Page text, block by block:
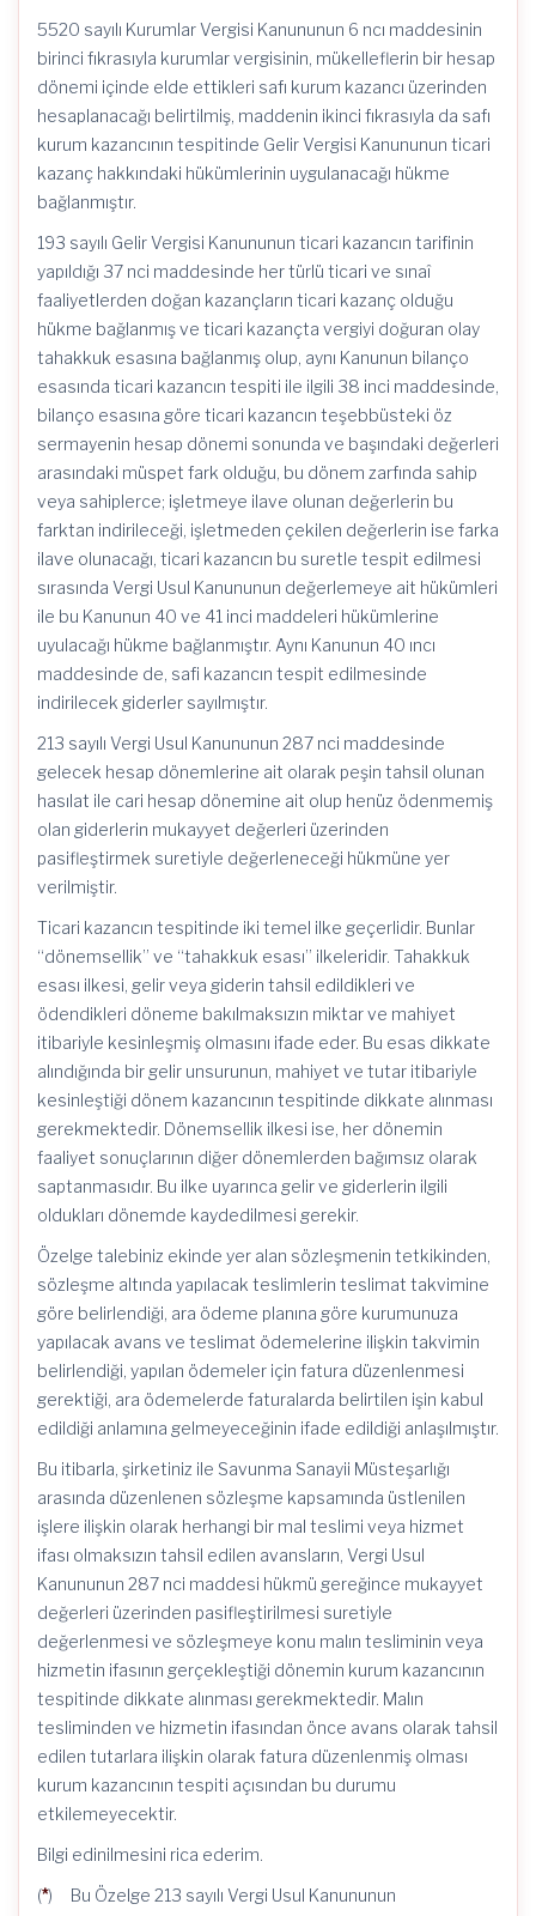
5520 sayılı Kurumlar Vergisi Kanununun 6 ncı maddesinin
birinci fıkrasıyla kurumlar vergisinin, mükelleflerin bir hesap
dönemi içinde elde ettikleri safı kurum kazancı üzerinden
hesaplanacağı belirtilmiş, maddenin ikinci fıkrasıyla da safı
kurum kazancının tespitinde Gelir Vergisi Kanununun ticari
kazanç hakkındaki hükümlerinin uygulanacağı hükme
bağlanmıştır.
193 sayılı Gelir Vergisi Kanununun ticari kazancın tarifinin
yapıldığı 37 nci maddesinde her türlü ticari ve sınaî
faaliyetlerden doğan kazançların ticari kazanç olduğu
hükme bağlanmış ve ticari kazançta vergiyi doğuran olay
tahakkuk esasına bağlanmış olup, aynı Kanunun bilanço
esasında ticari kazancın tespiti ile ilgili 38 inci maddesinde,
bilanço esasına göre ticari kazancın teşebbüsteki öz
sermayenin hesap dönemi sonunda ve başındaki değerleri
arasındaki müspet fark olduğu, bu dönem zarfında sahip
veya sahiplerce; işletmeye ilave olunan değerlerin bu
farktan indirileceği, işletmeden çekilen değerlerin ise farka
ilave olunacağı, ticari kazancın bu suretle tespit edilmesi
sırasında Vergi Usul Kanununun değerlemeye ait hükümleri
ile bu Kanunun 40 ve 41 inci maddeleri hükümlerine
uyulacağı hükme bağlanmıştır. Aynı Kanunun 40 ıncı
maddesinde de, safi kazancın tespit edilmesinde
indirilecek giderler sayılmıştır.
213 sayılı Vergi Usul Kanununun 287 nci maddesinde
gelecek hesap dönemlerine ait olarak peşin tahsil olunan
hasılat ile cari hesap dönemine ait olup henüz ödenmemiş
olan giderlerin mukayyet değerleri üzerinden
pasifleştirmek suretiyle değerleneceği hükmüne yer
verilmiştir.
Ticari kazancın tespitinde iki temel ilke geçerlidir. Bunlar
“dönemsellik” ve “tahakkuk esası” ilkeleridir. Tahakkuk
esası ilkesi, gelir veya giderin tahsil edildikleri ve
ödendikleri döneme bakılmaksızın miktar ve mahiyet
itibariyle kesinleşmiş olmasını ifade eder. Bu esas dikkate
alındığında bir gelir unsurunun, mahiyet ve tutar itibariyle
kesinleştiği dönem kazancının tespitinde dikkate alınması
gerekmektedir. Dönemsellik ilkesi ise, her dönemin
faaliyet sonuçlarının diğer dönemlerden bağımsız olarak
saptanmasıdır. Bu ilke uyarınca gelir ve giderlerin ilgili
oldukları dönemde kaydedilmesi gerekir.
Özelge talebiniz ekinde yer alan sözleşmenin tetkikinden,
sözleşme altında yapılacak teslimlerin teslimat takvimine
göre belirlendiği, ara ödeme planına göre kurumunuza
yapılacak avans ve teslimat ödemelerine ilişkin takvimin
belirlendiği, yapılan ödemeler için fatura düzenlenmesi
gerektiği, ara ödemelerde faturalarda belirtilen işin kabul
edildiği anlamına gelmeyeceğinin ifade edildiği anlaşılmıştır.
Bu itibarla, şirketiniz ile Savunma Sanayii Müsteşarlığı
arasında düzenlenen sözleşme kapsamında üstlenilen
işlere ilişkin olarak herhangi bir mal teslimi veya hizmet
ifası olmaksızın tahsil edilen avansların, Vergi Usul
Kanununun 287 nci maddesi hükmü gereğince mukayyet
değerleri üzerinden pasifleştirilmesi suretiyle
değerlenmesi ve sözleşmeye konu malın tesliminin veya
hizmetin ifasının gerçekleştiği dönemin kurum kazancının
tespitinde dikkate alınması gerekmektedir. Malın
tesliminden ve hizmetin ifasından önce avans olarak tahsil
edilen tutarlara ilişkin olarak fatura düzenlenmiş olması
kurum kazancının tespiti açısından bu durumu
etkilemeyecektir.
Bilgi edinilmesini rica ederim.
(*) Bu Özelge 213 sayılı Vergi Usul Kanununun